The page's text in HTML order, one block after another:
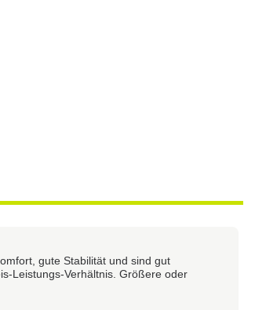
gute Stabilität und sind gut
Leistungs-Verhältnis. Größere oder